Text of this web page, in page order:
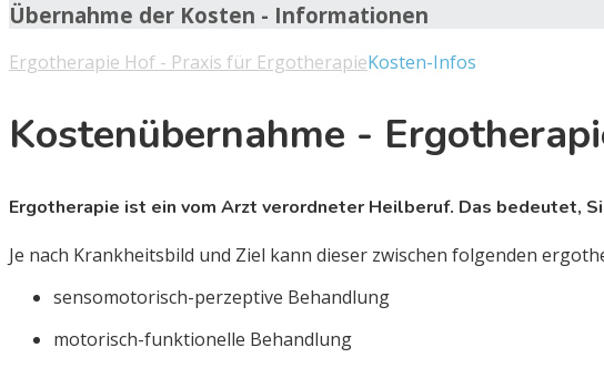
Übernahme der Kosten - Informationen
Ergotherapie Hof - Praxis für ErgotherapieKosten-Infos
Kostenübernahme -
Ergotherapie ist ein vom Arzt verordneter Heilberuf. Das bedeutet,
Je nach Krankheitsbild und Ziel kann dieser zwischen folgenden
sensomotorisch-perzeptive Behandlung
motorisch-funktionelle Behandlung